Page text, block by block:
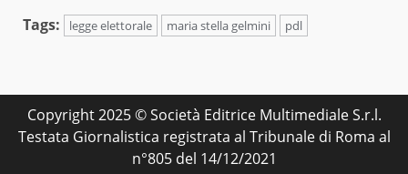
Tags: legge elettorale maria stella gelmini pdl
Copyright 2025 © Società Editrice Multimediale S.r.l.
Testata Giornalistica registrata al Tribunale di Roma al
n°805 del 14/12/2021